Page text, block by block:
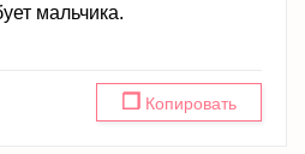
мальчика.
❐ Копировать